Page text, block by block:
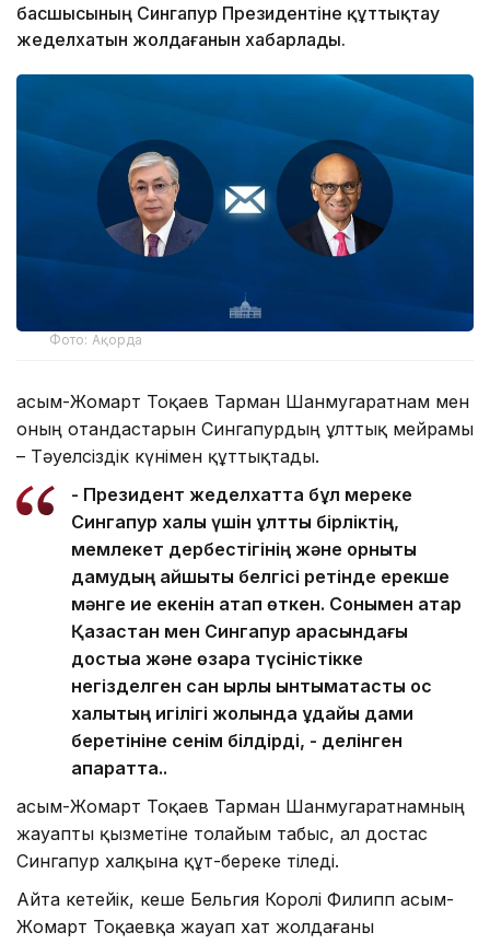
басшысының Сингапур Президентіне құттықтау
жеделхатын жолдағанын хабарлады.
Фото: Ақорда
Қасым-Жомарт Тоқаев Тарман Шанмугаратнам мен
оның отандастарын Сингапурдың ұлттық мейрамы
– Тәуелсіздік күнімен құттықтады.
- Президент жеделхатта бұл мереке
Сингапур халқы үшін ұлттық бірліктің,
мемлекет дербестігінің және орнықты
дамудың айшықты белгісі ретінде ерекше
мәнге ие екенін атап өткен. Сонымен қатар
Қазақстан мен Сингапур арасындағы
достыққа және өзара түсіністікке
негізделген сан қырлы ынтымақтастық қос
халықтың игілігі жолында ұдайы дами
беретініне сенім білдірді, - делінген
ақпаратта..
Қасым-Жомарт Тоқаев Тарман Шанмугаратнамның
жауапты қызметіне толайым табыс, ал достас
Сингапур халқына құт-береке тіледі.
Айта кетейік, кеше Бельгия Королі Филипп Қасым-
Жомарт Тоқаевқа жауап хат жолдағаны